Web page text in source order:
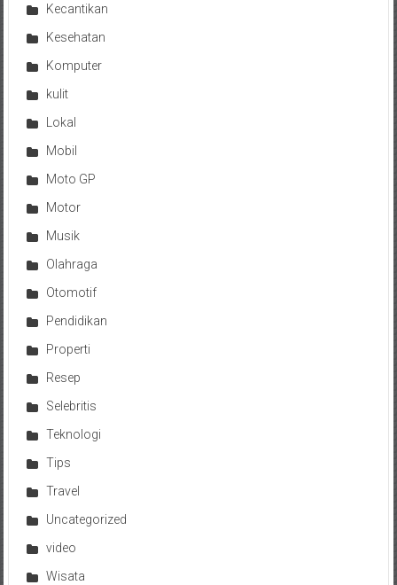
Kecantikan
Kesehatan
Komputer
kulit
Lokal
Mobil
Moto GP
Motor
Musik
Olahraga
Otomotif
Pendidikan
Properti
Resep
Selebritis
Teknologi
Tips
Travel
Uncategorized
video
Wisata